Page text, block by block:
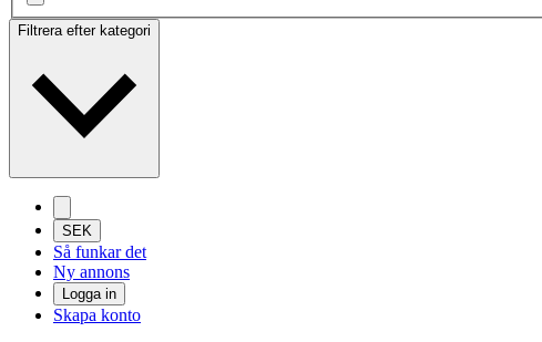
Filtrera efter kategori
SEK
Så funkar det
Ny annons
Logga in
Skapa konto